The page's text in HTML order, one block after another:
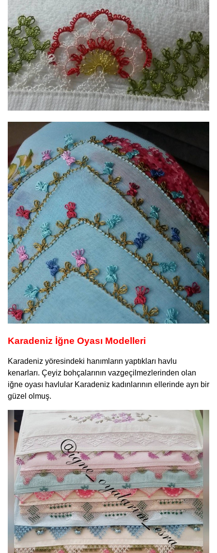
Karadeniz İğne Oyası Modelleri
Karadeniz yöresindeki hanımların yaptıkları havlu
kenarları. Çeyiz bohçalarının vazgeçilmezlerinden olan
iğne oyası havlular Karadeniz kadınlarının ellerinde ayrı bir
güzel olmuş.